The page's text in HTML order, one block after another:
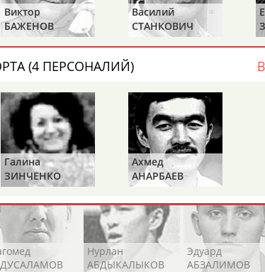
АБДУЛЛАЕВ
АБДУЛЛИН
специалисте или исправить какую-либо
одни из главных патриотов своей страны!
Нурлан
АБДЫКАЛЫКОВ
Эдуард
АБЗАЛИМОВ
Виктор
БАЖЕНОВ
Василий
СТАНКОВИЧ
(4 ПЕРСОНАЛИЙ)
Галина
ЗИНЧЕНКО
Ахмед
АНАРБАЕВ